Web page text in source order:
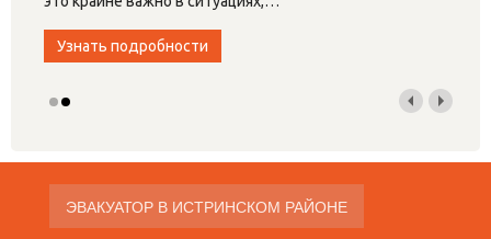
Узнать подробности
ЭВАКУАТОР В ИСТРИНСКОМ РАЙОНЕ